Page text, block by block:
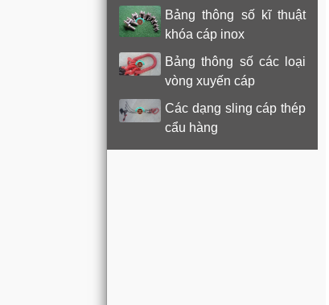
Bảng thông số kĩ thuật
khóa cáp inox
Bảng thông số các loại
vòng xuyến cáp
Các dạng sling cáp thép
cẩu hàng